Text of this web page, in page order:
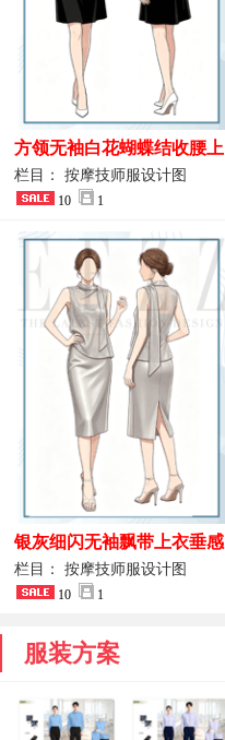
方领无袖白花蝴蝶结收腰上
衣 SPA会所接待工作制服设
计
栏目： 按摩技师服设计图
10 1
银灰细闪无袖飘带上衣垂感
开叉中长裙 星级酒店前厅礼
仪高级全套工作服
栏目： 按摩技师服设计图
10 1
服装方案